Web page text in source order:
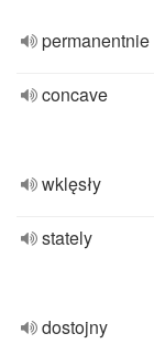
permanentnie
concave
wklęsły
stately
dostojny